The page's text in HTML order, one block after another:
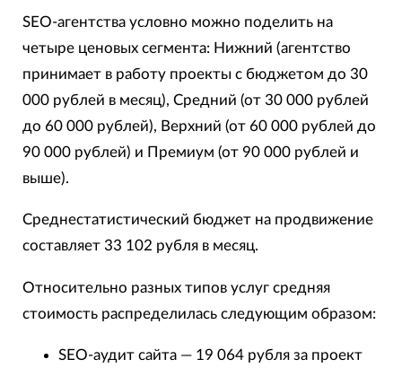
SEO-агентства условно можно поделить на
четыре ценовых сегмента: Нижний (агентство
принимает в работу проекты с бюджетом до 30
000 рублей в месяц), Средний (от 30 000 рублей
до 60 000 рублей), Верхний (от 60 000 рублей до
90 000 рублей) и Премиум (от 90 000 рублей и
выше).
Среднестатистический бюджет на продвижение
составляет 33 102 рубля в месяц.
Относительно разных типов услуг средняя
стоимость распределилась следующим образом:
SEO-аудит сайта — 19 064 рубля за проект